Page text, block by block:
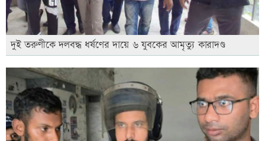
দুই তরুণীকে দলবদ্ধ ধর্ষণের দায়ে ৬ যুবকের আমৃত্যু কারাদণ্ড